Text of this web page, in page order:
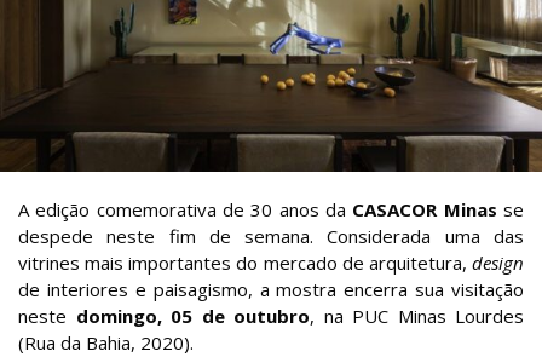
A edição comemorativa de 30 anos da CASACOR Minas se
despede neste fim de semana. Considerada uma das
vitrines mais importantes do mercado de arquitetura, design
de interiores e paisagismo, a mostra encerra sua visitação
neste domingo, 05 de outubro, na PUC Minas Lourdes
(Rua da Bahia, 2020).